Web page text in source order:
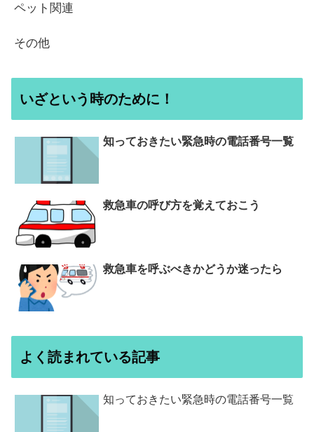
ペット関連
その他
いざという時のために！
知っておきたい緊急時の電話番号一覧
救急車の呼び方を覚えておこう
救急車を呼ぶべきかどうか迷ったら
よく読まれている記事
知っておきたい緊急時の電話番号一覧